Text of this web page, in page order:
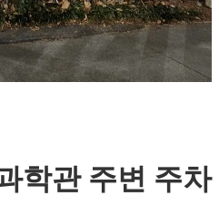
학관 주변 주차